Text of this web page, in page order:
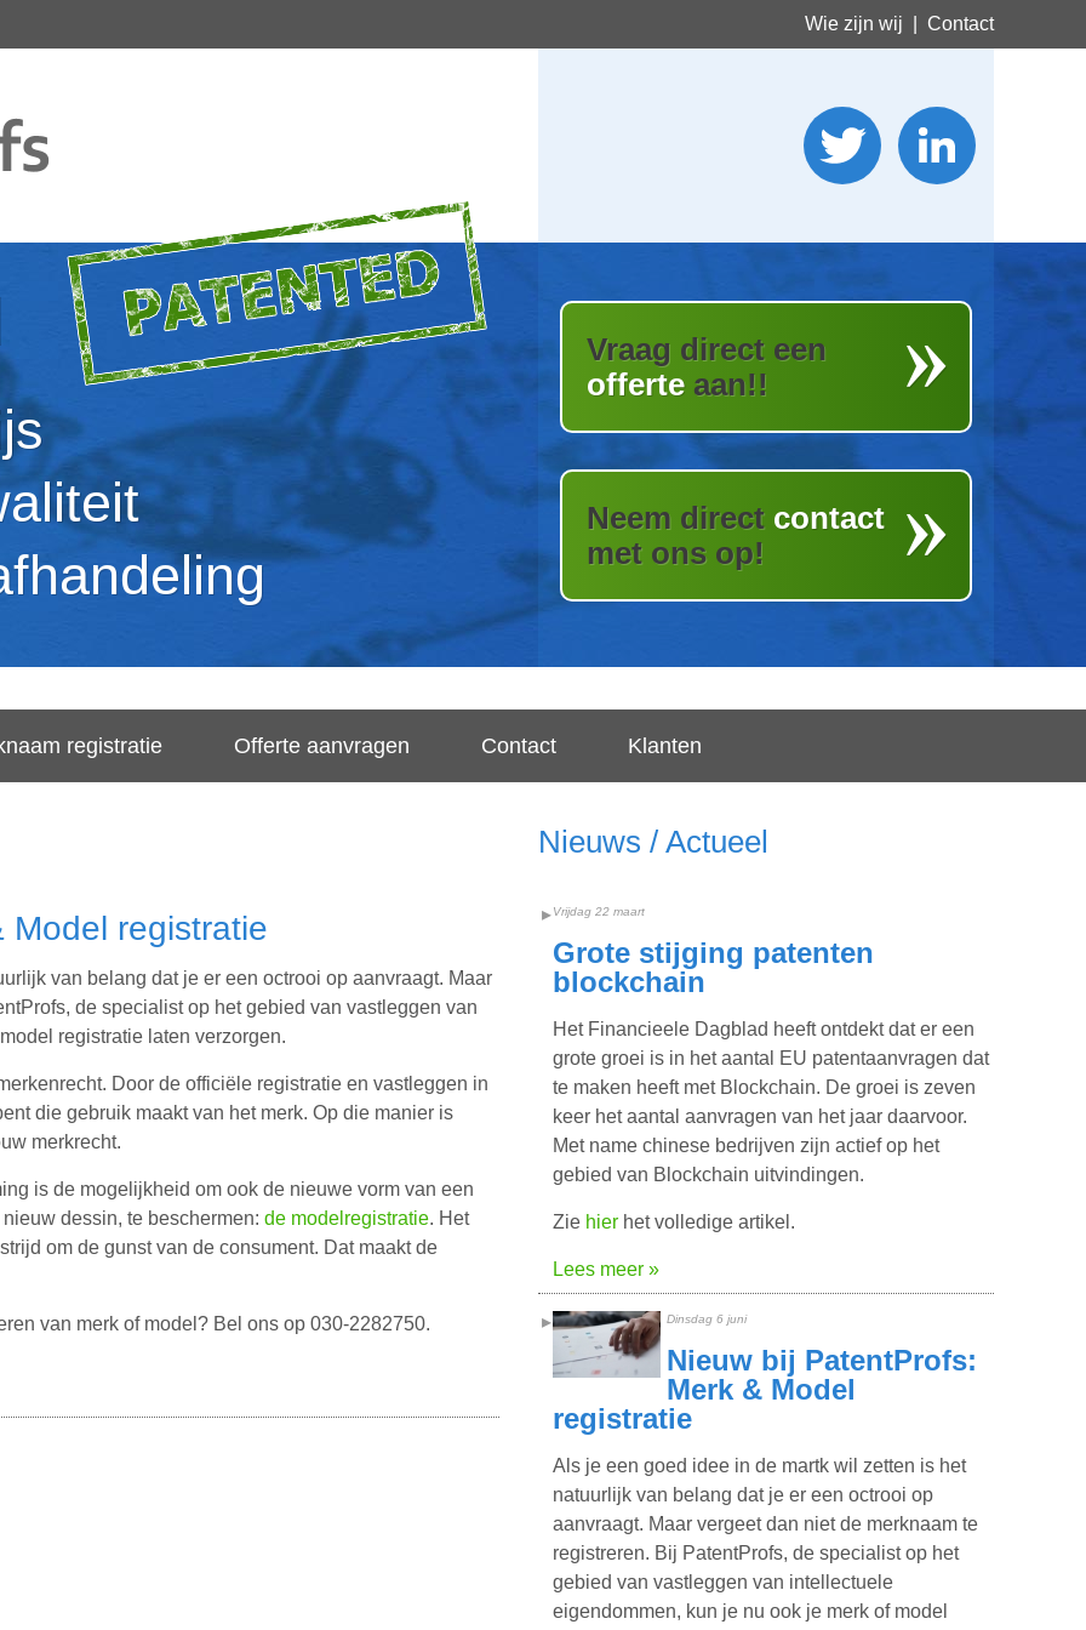
Wie zijn wij Contact
Vraag direct een
offerte aan!!
Neem direct contact
met ons op!
registratie Offerte aanvragen Contact Klanten
Model registratie
van belang dat je er een octrooi op aanvraagt. Maar
de specialist op het gebied van vastleggen van
registratie laten verzorgen.
Door de officiële registratie en vastleggen in
die gebruik maakt van het merk. Op die manier is
merkrecht.
is de mogelijkheid om ook de nieuwe vorm van een
dessin, te beschermen: de modelregistratie. Het
om de gunst van de consument. Dat maakt de
van merk of model? Bel ons op 030-2282750.
Nieuws / Actueel
Vrijdag 22 maart
Grote stijging patenten
blockchain
Het Financieele Dagblad heeft ontdekt dat er een
grote groei is in het aantal EU patentaanvragen dat
te maken heeft met Blockchain. De groei is zeven
keer het aantal aanvragen van het jaar daarvoor.
Met name chinese bedrijven zijn actief op het
gebied van Blockchain uitvindingen.
Zie hier het volledige artikel.
Lees meer »
Dinsdag 6 juni
Nieuw bij PatentProfs:
Merk & Model
registratie
Als je een goed idee in de martk wil zetten is het
natuurlijk van belang dat je er een octrooi op
aanvraagt. Maar vergeet dan niet de merknaam te
registreren. Bij PatentProfs, de specialist op het
gebied van vastleggen van intellectuele
eigendommen, kun je nu ook je merk of model